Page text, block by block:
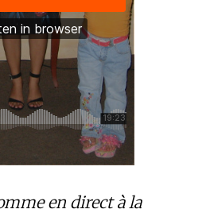
en direct à la